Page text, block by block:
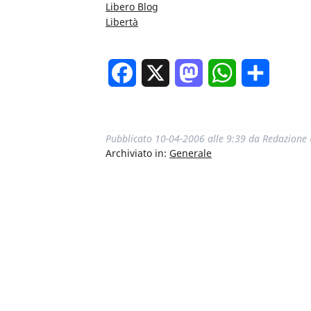
Libero Blog
Libertà
Facebook MastodonWhatsApp
Pubblicato 10-04-2006 alle 9:39 da Redazione
Archiviato in: Generale